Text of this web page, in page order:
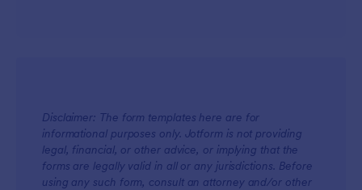
Disclaimer: The form templates here are for
informational purposes only. Jotform is not providing
legal, financial, or other advice, or implying that the
forms are legally valid in all or any jurisdictions. Before
using any such form, consult an attorney and/or other